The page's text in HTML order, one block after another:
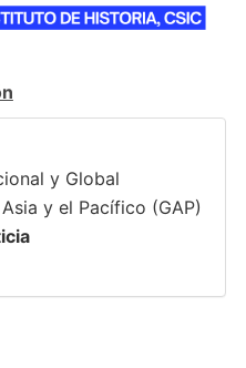
y Global
y el Pacífico (GAP)